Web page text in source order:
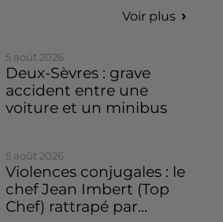
Voir plus
5 août 2026
Deux-Sèvres : grave
accident entre une
voiture et un minibus
5 août 2026
Violences conjugales : le
chef Jean Imbert (Top
Chef) rattrapé par...